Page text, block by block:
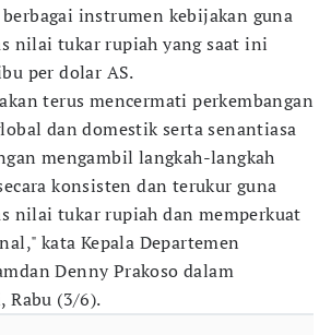
instrumen kebijakan guna
nilai tukar rupiah yang saat ini
per dolar AS.
terus mencermati perkembangan
dan domestik serta senantiasa
mengambil langkah-langkah
konsisten dan terukur guna
nilai tukar rupiah dan memperkuat
kata Kepala Departemen
Denny Prakoso dalam
Rabu (3/6).